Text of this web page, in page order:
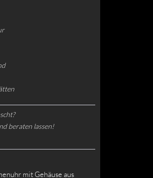
beraten lassen!
mit Gehäuse aus